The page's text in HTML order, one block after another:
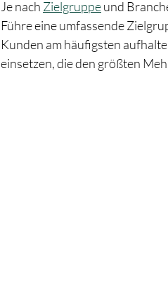
Je nach Zielgruppe und
Führe eine umfassende
Kunden am häufigsten
einsetzen, die den größten